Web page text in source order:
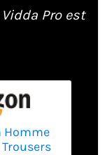
Pro est
Homme